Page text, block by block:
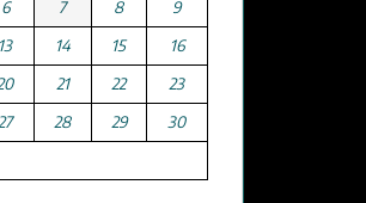
6 7 8
9
13 14 15
16
21 22
23
27 28 29
30